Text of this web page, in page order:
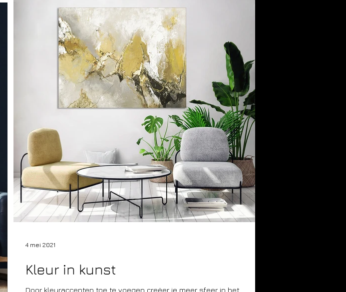
Kleur in kunst
Door kleuraccenten toe te voegen creëer je meer sfeer in het
4 mei 2021